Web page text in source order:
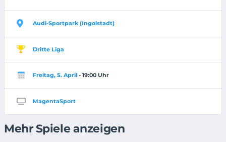
Audi-Sportpark (Ingolstadt)
Dritte Liga
Freitag, 5. April - 19:00 Uhr
MagentaSport
Mehr Spiele anzeigen